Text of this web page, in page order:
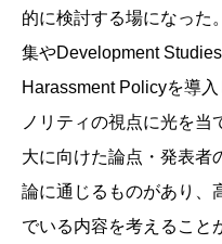
的に検討する場になった
集やDevelopment
Harassment Policyを導
ノリティの視点に光を当
大に向けた論点・発表者
論に通じるものがあり、
でいる内容を考えること